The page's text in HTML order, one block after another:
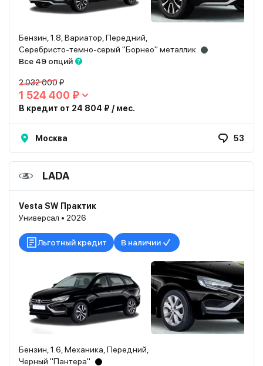
Бензин, 1.8, Вариатор, Передний,
Серебристо-темно-серый "Борнео" металлик
Все 49 опций
2 032 000 ₽
1 524 400 ₽
В кредит от 24 804 ₽ / мес.
Москва 53
LADA
Vesta SW Практик
Универсал • 2026
Льготный кредит В наличии
Бензин, 1.6, Механика, Передний,
Черный "Пантера"